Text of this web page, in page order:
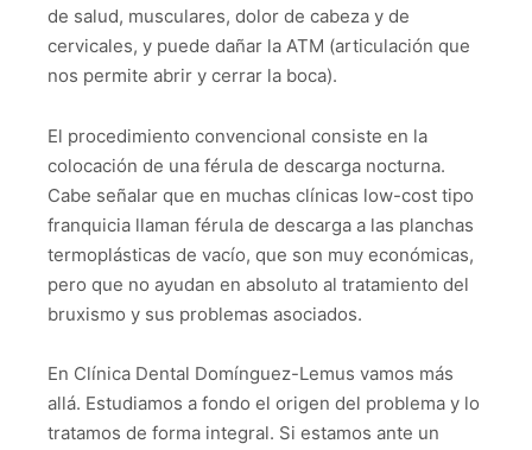
de salud, musculares, dolor de cabeza y de
cervicales, y puede dañar la ATM (articulación que
nos permite abrir y cerrar la boca).
El procedimiento convencional consiste en la
colocación de una férula de descarga nocturna.
Cabe señalar que en muchas clínicas low-cost tipo
franquicia llaman férula de descarga a las planchas
termoplásticas de vacío, que son muy económicas,
pero que no ayudan en absoluto al tratamiento del
bruxismo y sus problemas asociados.
En Clínica Dental Domínguez-Lemus vamos más
allá. Estudiamos a fondo el origen del problema y lo
tratamos de forma integral. Si estamos ante un